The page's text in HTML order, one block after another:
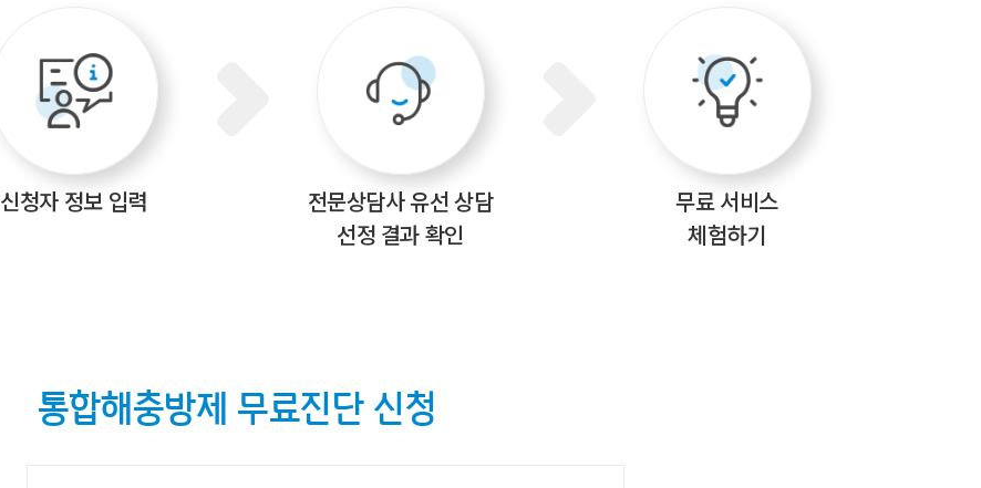
신청자 정보 입력 전문상담사 유선 상담
선정 결과 확인
무료 서비스
체험하기
통합해충방제 무료진단 신청